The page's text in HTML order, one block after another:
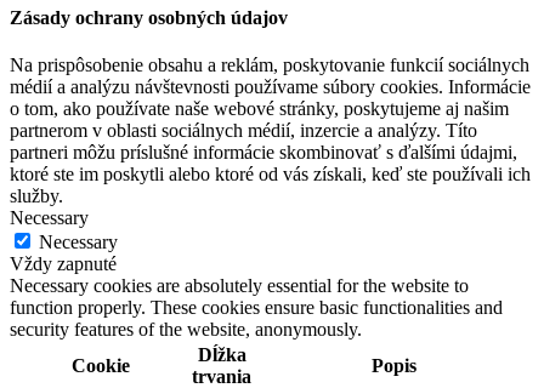
Zásady ochrany osobných údajov
Na prispôsobenie obsahu a reklám, poskytovanie funkcií sociálnych
médií a analýzu návštevnosti používame súbory cookies. Informácie
o tom, ako používate naše webové stránky, poskytujeme aj našim
partnerom v oblasti sociálnych médií, inzercie a analýzy. Títo
partneri môžu príslušné informácie skombinovať s ďalšími údajmi,
ktoré ste im poskytli alebo ktoré od vás získali, keď ste používali ich
služby.
Necessary
Necessary
Vždy zapnuté
Necessary cookies are absolutely essential for the website to
function properly. These cookies ensure basic functionalities and
security features of the website, anonymously.
Cookie
Dĺžka
trvania
Popis